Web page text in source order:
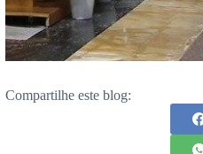
Compartilhe este blog: